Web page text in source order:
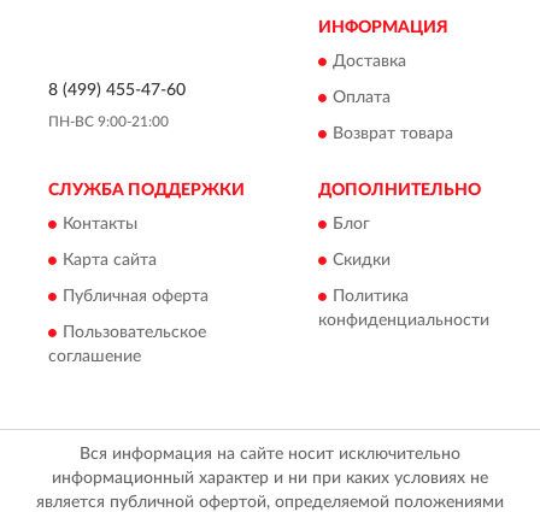
8 (499) 455-47-60
ПН-ВС 9:00-21:00
ИНФОРМАЦИЯ
Доставка
Оплата
Возврат товара
СЛУЖБА ПОДДЕРЖКИ
Контакты
Карта сайта
Публичная оферта
Пользовательское
соглашение
ДОПОЛНИТЕЛЬНО
Блог
Скидки
Политика
конфиденциальности
Вся информация на сайте носит исключительно
информационный характер и ни при каких условиях не
является публичной офертой, определяемой положениями